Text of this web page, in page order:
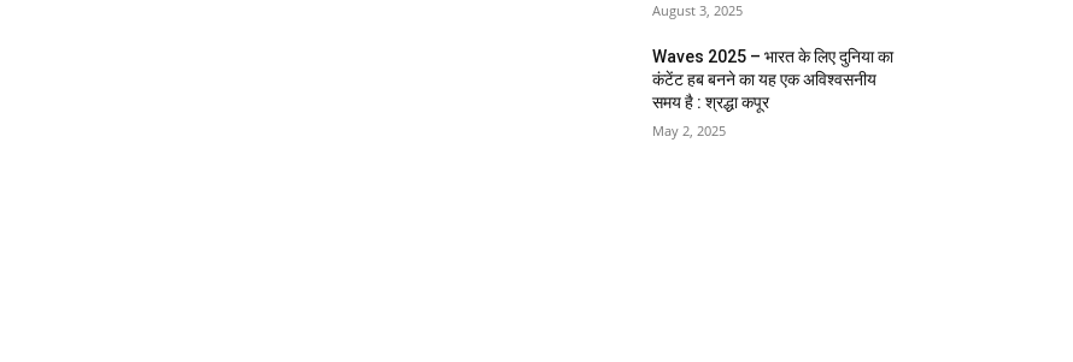
August 3, 2025
Waves 2025 – भारत के लिए दुनिया का
कंटेंट हब बनने का यह एक अविश्वसनीय
समय है : श्रद्धा कपूर
May 2, 2025